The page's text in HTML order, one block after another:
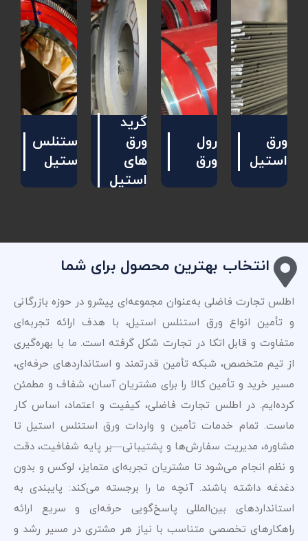
ورق
استیل
رول
ورق
گرید
ورق
های
استیل
استنلس
استیل
انتخاب بهترین محصول برای شما
اطلس تجارت فاضلی به‌عنوان مجموعه‌ای پیشرو در حوزه بازرگانی
و تأمین انواع ورق استنلس استیل، با هدف ارائه تجربه‌ای
متفاوت و قابل اتکا در تجارت شکل گرفته است. ما با بهره‌گیری
از تیم متخصص، شبکه تأمین قدرتمند و استانداردهای حرفه‌ای،
مسیر خرید و تأمین کالا را برای مشتریان آسان، شفاف و مطمئن
کرده‌ایم. در اطلس تجارت فاضلی، کیفیت و اعتماد، اساس کار
ماست. تمام خدمات تأمین و واردات ورق استنلس استیل تا
مشاوره، مدیریت سفارش‌ها و پشتیبانی—بر پایه شفافیت، دقت
و نظم انجام می‌شود تا مشتریان تجربه‌ای متمایز، لوکس و بدون
دغدغه داشته باشند. آنچه ما را برجسته می‌کند: پایبندی به
استانداردهای بین‌المللی پاسخ‌گویی حرفه‌ای و سریع ارائه
راهکارهای تخصصی متناسب با نیاز هر مشتری در مسیر رشد و